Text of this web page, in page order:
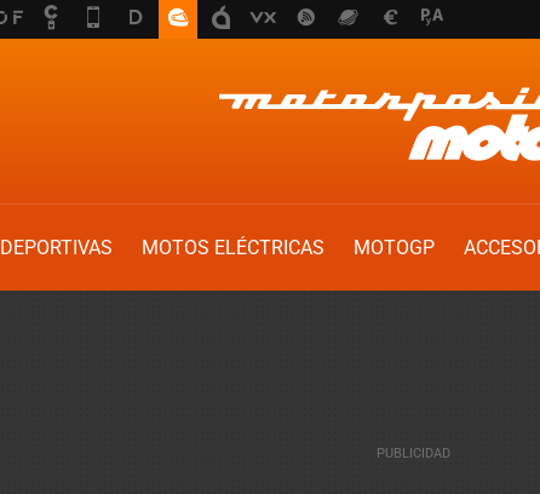
DEPORTIVAS MOTOS ELÉCTRICAS MOTOGP